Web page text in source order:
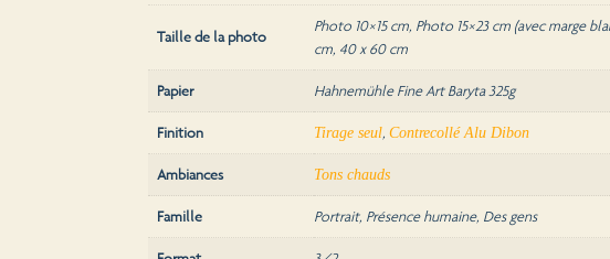
Taille de la photo
Photo 10×15 cm, Photo 15×23 cm (avec marge
cm, 40 x 60 cm
Papier Hahnemühle Fine Art Baryta 325g
Finition Tirage seul,Contrecollé Alu Dibon
Ambiances Tons chauds
Famille Portrait, Présence humaine, Des gens